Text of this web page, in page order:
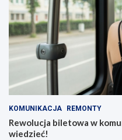
KOMUNIKACJA REMONTY
Rewolucja biletowa w
wiedzieć!